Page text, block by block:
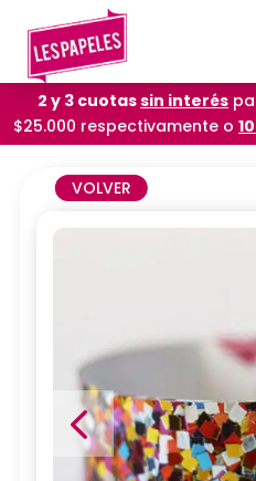
2 y 3 cuotassin interés
$25.000 respectivamente o
VOLVER